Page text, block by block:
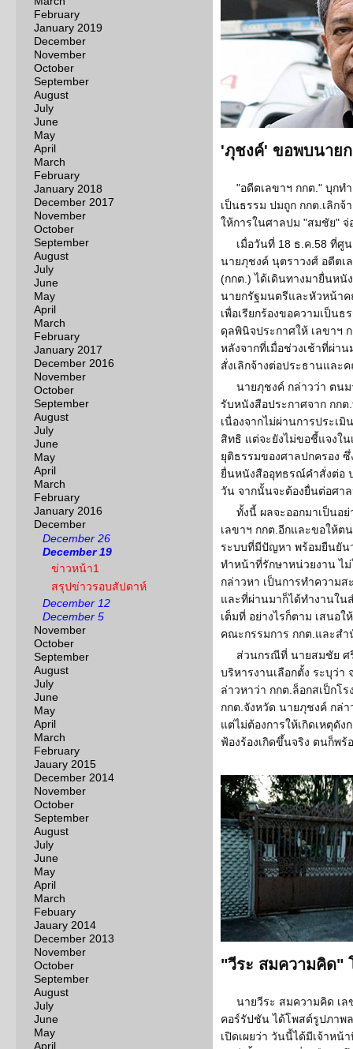
February
January 2019
December
November
October
September
August
July
June
May
April
March
February
January 2018
December 2017
November
October
September
August
July
June
May
April
March
February
January 2017
December 2016
November
October
September
August
July
June
May
April
March
February
January 2016
December
December 26
December 19
ข่าวหน้า1
สรุปข่าวรอบสัปดาห์
December 12
December 5
November
October
September
August
July
June
May
April
March
February
Jauary 2015
December 2014
November
October
September
August
July
June
May
April
March
Febuary
Jauary 2014
December 2013
November
October
September
August
July
June
May
April
'ภุชงค์' ขอพบนาย
"อดีตเลขาฯ กกต." บุกท
เป็นธรรม ปมถูก กกต.เลิก
ให้การในศาลปม "สมชัย" จ่
เมื่อวันที่ 18 ธ.ค.58 ที่ศู
นายภุชงค์ นุตราวงศ์ อดีตเ
(กกต.) ได้เดินทางมายื่นหนั
นายกรัฐมนตรีและหัวหน้า
เพื่อเรียกร้องขอความเป็น
ดุลพินิจประกาศให้ เลขาฯ
หลังจากที่เมื่อช่วงเช้าที่ผ่า
สั่งเลิกจ้างต่อประธานและ
นายภุชงค์ กล่าวว่า ตน
รับหนังสือประกาศจาก กก
เนื่องจากไม่ผ่านการประเ
สิทธิ แต่จะยังไม่ขอชี้แจงใน
ยุติธรรมของศาลปกครอง
ยื่นหนังสืออุทธรณ์คำสั่งต่อ
วัน จากนั้นจะต้องยื่นต่อศา
ทั้งนี้ ผลจะออกมาเป็นอ
เลขาฯ กกต.อีกและขอให้ต
ระบบที่มีปัญหา พร้อมยืนยัน
ทำหน้าที่รักษาหน่วยงาน ไ
กล่าวหา เป็นการทำความ
และที่ผ่านมาก็ได้ทำงานใน
เต็มที่ อย่างไรก็ตาม เสนอ
คณะกรรมการ กกต.และสำ
ส่วนกรณีที่ นายสมชัย ศ
บริหารงานเลือกตั้ง ระบุว่
ล่าวหาว่า กกต.ล็อกสเป็กโ
กกต.จังหวัด นายภุชงค์ กล่า
แต่ไม่ต้องการให้เกิดเหตุดั
ฟ้องร้องเกิดขึ้นจริง ตนก็พ
"วีระ สมความคิด"
นายวีระ สมความคิด เ
คอร์รัปชัน ได้โพสต์รูปภาพล
เปิดเผยว่า วันนี้ได้มีเจ้าห